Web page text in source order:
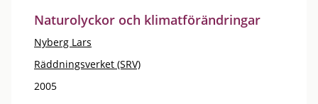
Naturolyckor och klimatförändringar
Nyberg Lars
Räddningsverket (SRV)
2005